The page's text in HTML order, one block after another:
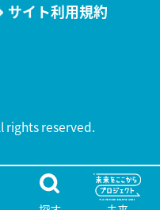
サイト利用規約
rights reserved.